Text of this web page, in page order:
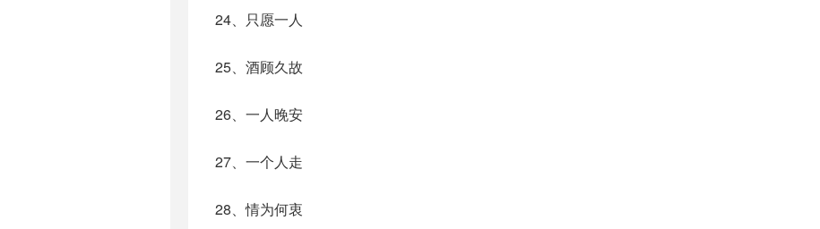
24、只愿一人
25、酒顾久故
26、一人晚安
27、一个人走
28、情为何衷